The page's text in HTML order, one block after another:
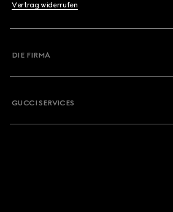
Vertrag widerrufen
DIE FIRMA
GUCCI SERVICES